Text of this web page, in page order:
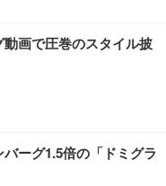
画で圧巻のスタイル披
ーグ1.5倍の「ドミグラ